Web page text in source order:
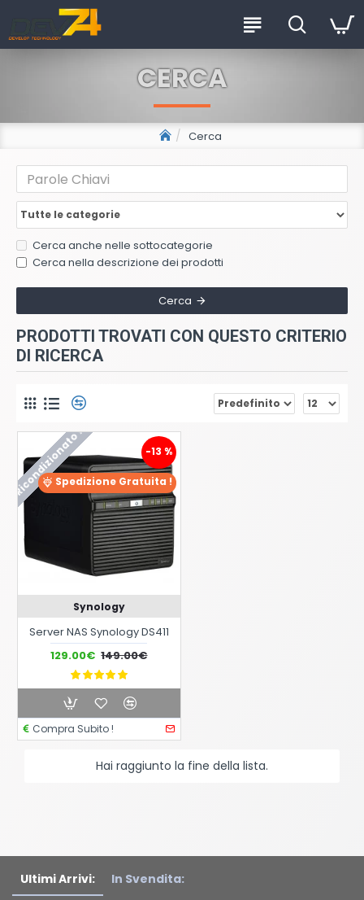
Cerca
CERCA
Cerca anche nelle sottocategorie
Cerca nella descrizione dei prodotti
Cerca
PRODOTTI TROVATI CON QUESTO CRITERIO
DI RICERCA
Ricondizionato !Spedizione Gratuita !
-13 %
Synology
Server NAS Synology DS411
129.00€ 149.00€
Compra Subito !
Hai raggiunto la fine della lista.
Ultimi Arrivi: In Svendita: